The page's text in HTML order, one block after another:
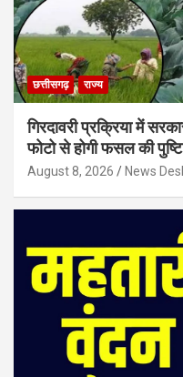
छत्तीसगढ़ राज्य
गिरदावरी प्रक्रिया में
फोटो से होगी फसल की पुष्टि
August 8, 2026 News